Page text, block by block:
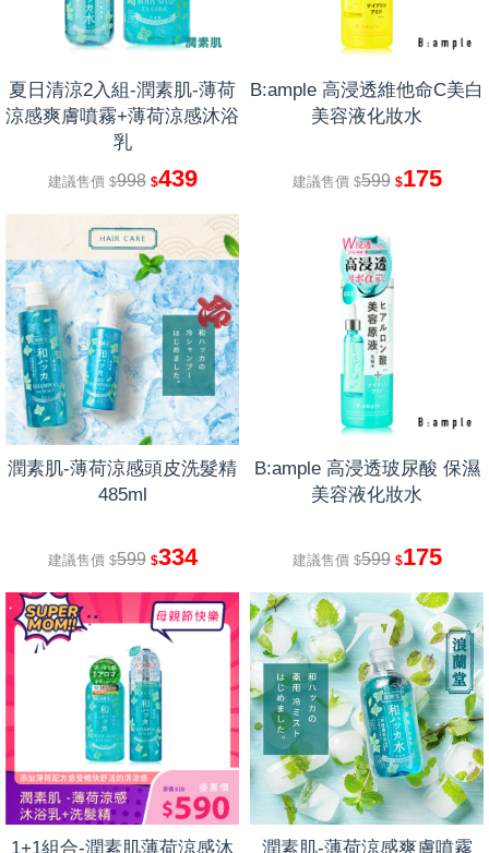
夏日清涼2入組-潤素肌-薄荷
涼感爽膚噴霧+薄荷涼感沐浴
乳
建議售價 $998 $439
B:ample 高浸透維他命C美白
美容液化妝水
建議售價 $599 $175
潤素肌-薄荷涼感頭皮洗髮精
485ml
建議售價 $599 $334
B:ample 高浸透玻尿酸 保濕
美容液化妝水
建議售價 $599 $175
1+1組合-潤素肌薄荷涼感沐
潤素肌-薄荷涼感爽膚噴霧